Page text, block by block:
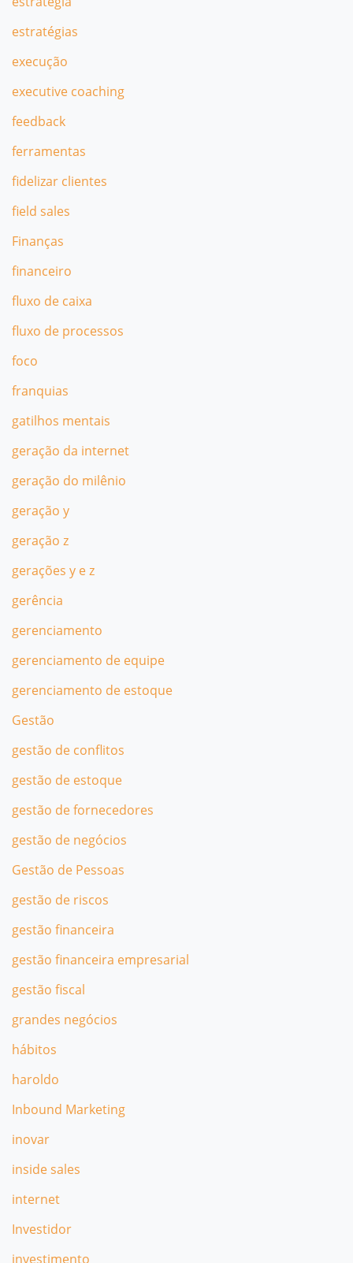
estratégias
execução
executive coaching
feedback
ferramentas
fidelizar clientes
field sales
Finanças
financeiro
fluxo de caixa
fluxo de processos
foco
franquias
gatilhos mentais
geração da internet
geração do milênio
geração y
geração z
gerações y e z
gerência
gerenciamento
gerenciamento de equipe
gerenciamento de estoque
Gestão
gestão de conflitos
gestão de estoque
gestão de fornecedores
gestão de negócios
Gestão de Pessoas
gestão de riscos
gestão financeira
gestão financeira empresarial
gestão fiscal
grandes negócios
hábitos
haroldo
Inbound Marketing
inovar
inside sales
internet
Investidor
investimento